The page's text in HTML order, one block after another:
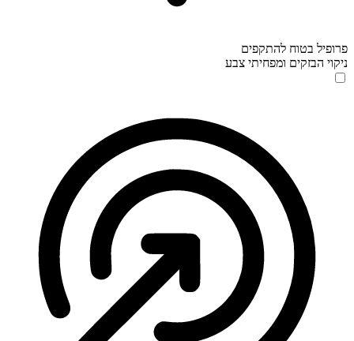
פרופיל בטוח להתקפים
ניקוי הבזקים ומפחיתי צבע